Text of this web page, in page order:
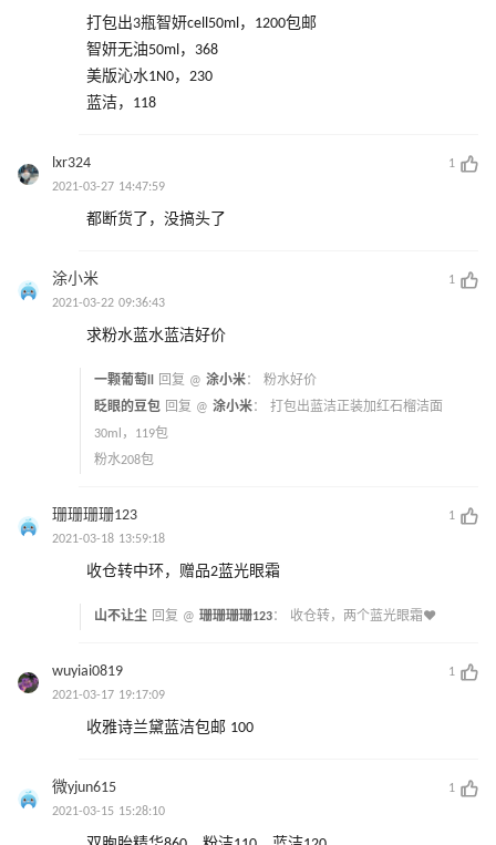
打包出3瓶智妍cell50ml，1200包邮
智妍无油50ml，368
美版沁水1N0，230
蓝洁，118
lxr324
1
2021-03-27 14:47:59
都断货了，没搞头了
涂小米
1
2021-03-22 09:36:43
求粉水蓝水蓝洁好价
一颗葡萄ll 回复 @ 涂小米： 粉水好价
眨眼的豆包 回复 @ 涂小米： 打包出蓝洁正装加红石榴洁面
30ml，119包
粉水208包
珊珊珊珊123
1
2021-03-18 13:59:18
收仓转中环，赠品2蓝光眼霜
山不让尘 回复 @ 珊珊珊珊123： 收仓转，两个蓝光眼霜❤
wuyiai0819
1
2021-03-17 19:17:09
收雅诗兰黛蓝洁包邮 100
微yjun615
1
2021-03-15 15:28:10